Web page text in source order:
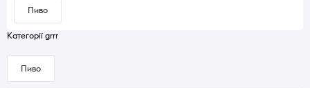
Пиво
Категорії grrr
Пиво